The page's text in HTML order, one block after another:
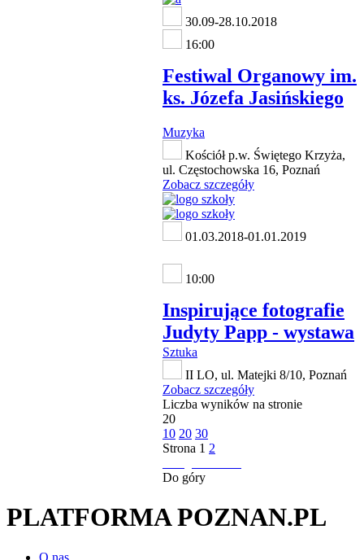
30.09-28.10.2018
16:00
Festiwal Organowy im.
ks. Józefa Jasińskiego
Muzyka
Kościół p.w. Świętego Krzyża,
ul. Częstochowska 16, Poznań
Zobacz szczegóły
01.03.2018-01.01.2019
10:00
Inspirujące fotografie
Judyty Papp - wystawa
Sztuka
II LO, ul. Matejki 8/10, Poznań
Zobacz szczegóły
Liczba wyników na stronie
20
10 20 30
Strona 1 2
Do góry
PLATFORMA POZNAN.PL
O nas